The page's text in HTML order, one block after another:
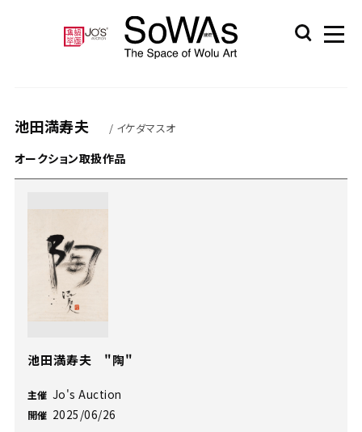
池田満寿夫 / イケダマスオ
オークション取扱作品
池田満寿夫 "陶"
主催 Jo's Auction
開催 2025/06/26